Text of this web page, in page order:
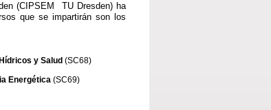
(CIPSEM TU Dresden) ha
que se impartirán son los
y Salud (SC68)
Energética (SC69)